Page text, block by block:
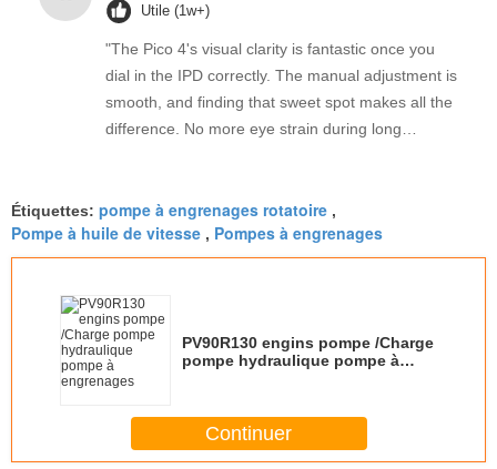
Utile (1w+)
"The Pico 4's visual clarity is fantastic once you
dial in the IPD correctly. The manual adjustment is
smooth, and finding that sweet spot makes all the
difference. No more eye strain during long
fantastic once you dial in the IPD correctly. The
manual adjustment is smooth, and finding that
sweet spot makes all the difference. No more eye
taking the time to set it up properly!""The Pico 4's
visual clarity is fantastic once you dial in the IPD
correctly. The manual adjustment is smooth, and
No more eye strain during long sessions. Highly
recommend taking the time to set it up
Étiquettes: pompe à engrenages rotatoire ,
Pompe à huile de vitesse , Pompes à engrenages
PV90R130 engins pompe /Charge
pompe hydraulique pompe à
Continuer